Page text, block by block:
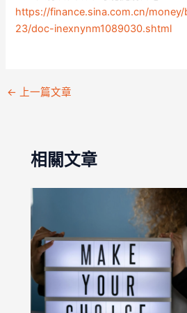
https://finance.sina.com.cn/
23/doc-inexnynm1089030.shtml
← 上一篇文章
相關文章